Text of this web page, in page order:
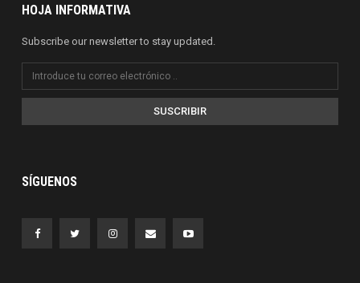
HOJA INFORMATIVA
Subscribe our newsletter to stay updated.
SUSCRIBIR
SÍGUENOS